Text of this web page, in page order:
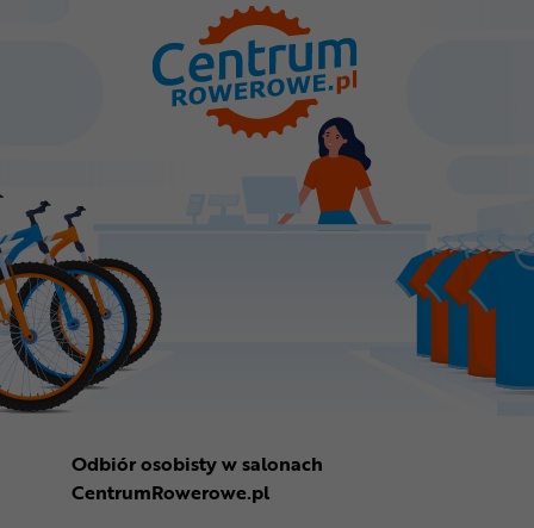
Odbiór osobisty w salonach
CentrumRowerowe.pl